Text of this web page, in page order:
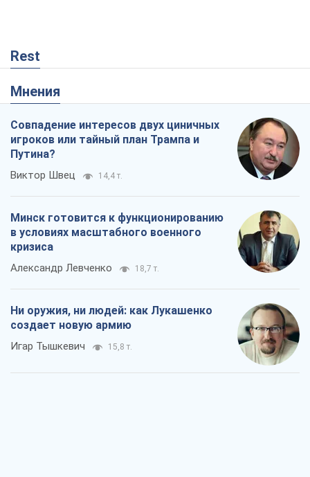
Rest
Мнения
Совпадение интересов двух циничных
игроков или тайный план Трампа и
Путина?
Виктор Швец 14,4 т.
Минск готовится к функционированию
в условиях масштабного военного
кризиса
Александр Левченко 18,7 т.
Ни оружия, ни людей: как Лукашенко
создает новую армию
Игар Тышкевич 15,8 т.